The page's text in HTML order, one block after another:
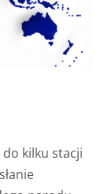
do kilku stacji